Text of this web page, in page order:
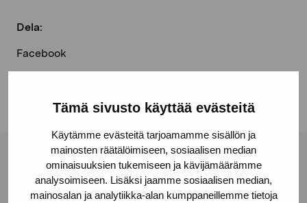
Tämä sivusto käyttää evästeitä
Käytämme evästeitä tarjoamamme sisällön ja
mainosten räätälöimiseen, sosiaalisen median
ominaisuuksien tukemiseen ja kävijämäärämme
analysoimiseen. Lisäksi jaamme sosiaalisen median,
mainosalan ja analytiikka-alan kumppaneillemme tietoja
Dela:
Facebook
Linkedin
Stiftelsen Pro Artibus